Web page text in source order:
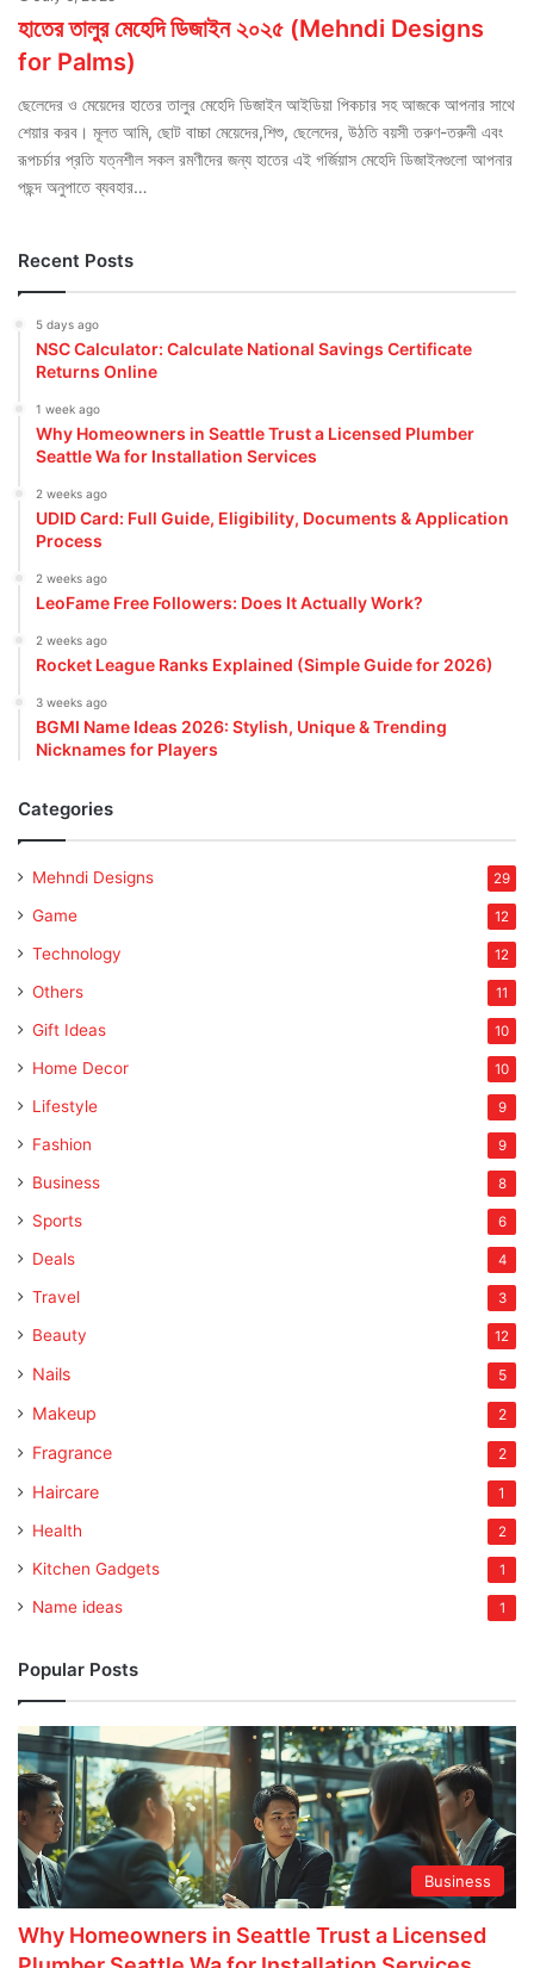
হাতের তালুর মেহেদি ডিজাইন ২০২৫ (Mehndi Designs
for Palms)
ছেলেদের ও মেয়েদের হাতের তালুর মেহেদি ডিজাইন আইডিয়া পিকচার সহ আজকে আপনার সাথে
শেয়ার করব। মূলত আমি, ছোট বাচ্চা মেয়েদের,শিশু, ছেলেদের, উঠতি বয়সী তরুণ-তরুনী এবং
রূপচর্চার প্রতি যত্নশীল সকল রমণীদের জন্য হাতের এই গর্জিয়াস মেহেদি ডিজাইনগুলো আপনার
পছন্দ অনুপাতে ব্যবহার…
Recent Posts
5 days ago
NSC Calculator: Calculate National Savings Certificate
Returns Online
1 week ago
Why Homeowners in Seattle Trust a Licensed Plumber
Seattle Wa for Installation Services
2 weeks ago
UDID Card: Full Guide, Eligibility, Documents & Application
Process
2 weeks ago
LeoFame Free Followers: Does It Actually Work?
2 weeks ago
Rocket League Ranks Explained (Simple Guide for 2026)
3 weeks ago
BGMI Name Ideas 2026: Stylish, Unique & Trending
Nicknames for Players
Categories
Mehndi Designs 29
Game 12
Technology 12
Others 11
Gift Ideas 10
Home Decor 10
Lifestyle 9
Fashion 9
Business 8
Sports 6
Deals 4
Travel 3
Beauty 12
Nails 5
Makeup 2
Fragrance 2
Haircare 1
Health 2
Kitchen Gadgets 1
Name ideas 1
Popular Posts
Business
Why Homeowners in Seattle Trust a Licensed